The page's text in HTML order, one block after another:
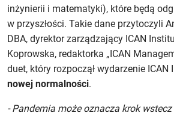
inżynierii i matematyki), które będą
w przyszłości. Takie dane przytoczyli
DBA, dyrektor zarządzający ICAN
Koprowska, redaktorka „ICAN
duet, który rozpoczął wydarzenie ICAN
nowej normalności.
- Pandemia może oznacza krok